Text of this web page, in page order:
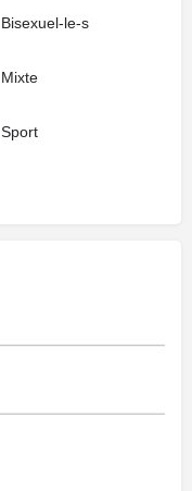
Bisexuel-le-s
Mixte
Sport